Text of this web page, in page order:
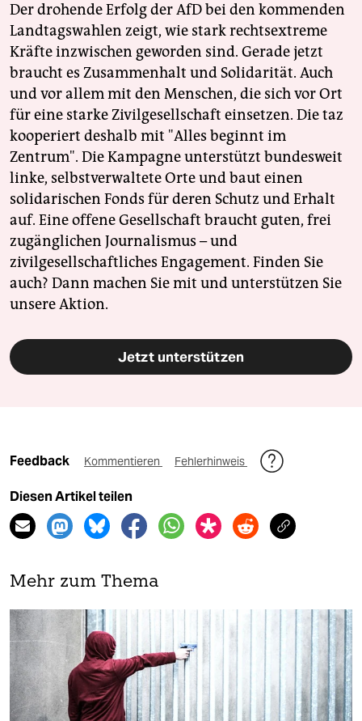
Der drohende Erfolg der AfD bei den kommenden
Landtagswahlen zeigt, wie stark rechtsextreme
Kräfte inzwischen geworden sind. Gerade jetzt
braucht es Zusammenhalt und Solidarität. Auch
und vor allem mit den Menschen, die sich vor Ort
für eine starke Zivilgesellschaft einsetzen. Die taz
kooperiert deshalb mit "Alles beginnt im
Zentrum". Die Kampagne unterstützt bundesweit
linke, selbstverwaltete Orte und baut einen
solidarischen Fonds für deren Schutz und Erhalt
auf. Eine offene Gesellschaft braucht guten, frei
zugänglichen Journalismus – und
zivilgesellschaftliches Engagement. Finden Sie
auch? Dann machen Sie mit und unterstützen Sie
unsere Aktion.
Jetzt unterstützen
Feedback Kommentieren Fehlerhinweis
Diesen Artikel teilen
Mehr zum Thema